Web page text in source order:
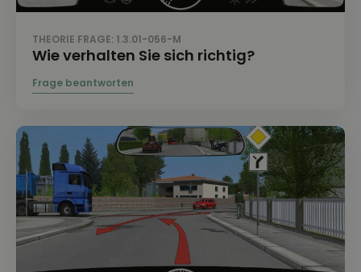
THEORIE FRAGE: 1.3.01-056-M
Wie verhalten Sie sich richtig?